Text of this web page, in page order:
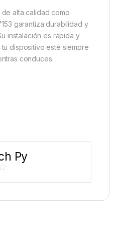
alta calidad como
garantiza durabilidad y
instalación es rápida y
dispositivo esté siempre
conduces.
Py